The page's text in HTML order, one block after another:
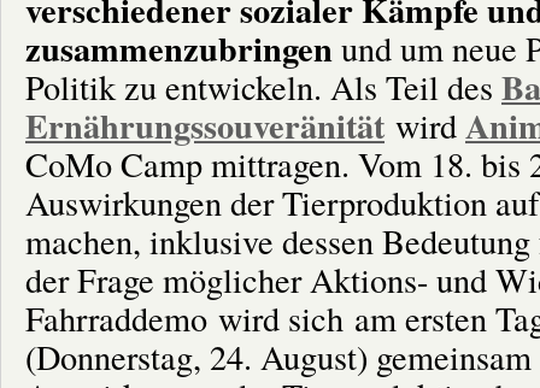
zusammenzubringenund um neue
Politik zu entwickeln. Als Teil des
Ernährungssouveränität wird
CoMo Camp mittragen. Vom 18.
Auswirkungen der Tierproduktion
machen, inklusive dessen
der Frage möglicher Aktions- und
Fahrraddemo wird sich am ersten
(Donnerstag, 24. August)